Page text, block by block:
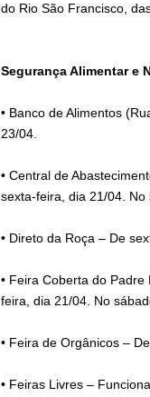
do Rio São Francisco,
Segurança Alimentar e
• Banco de Alimentos
23/04.
• Central de
sexta-feira, dia 21/04.
• Direto da Roça – De
• Feira Coberta do
feira, dia 21/04. No
• Feira de Orgânicos –
• Feiras Livres –